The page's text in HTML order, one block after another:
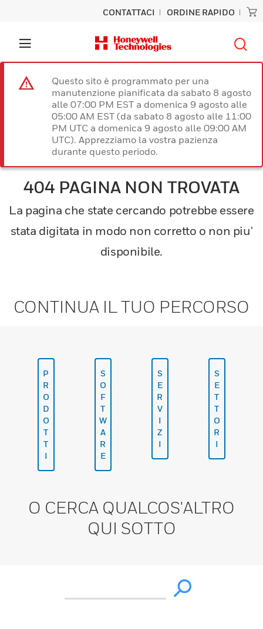
CONTATTACI ORDINE RAPIDO
Questo sito è programmato per una
manutenzione pianificata da sabato 8 agosto
alle 07:00 PM EST a domenica 9 agosto alle
05:00 AM EST (da sabato 8 agosto alle 11:00
PM UTC a domenica 9 agosto alle 09:00 AM
UTC). Apprezziamo la vostra pazienza
durante questo periodo.
404 PAGINA NON TROVATA
La pagina che state cercando potrebbe essere
stata digitata in modo non corretto o non piu'
disponibile.
CONTINUA IL TUO PERCORSO
P
R
O
D
O
T
T
I
S
O
F
T
W
A
R
E
S
E
R
V
I
Z
I
S
E
T
T
O
R
I
O CERCA QUALCOS'ALTRO
QUI SOTTO